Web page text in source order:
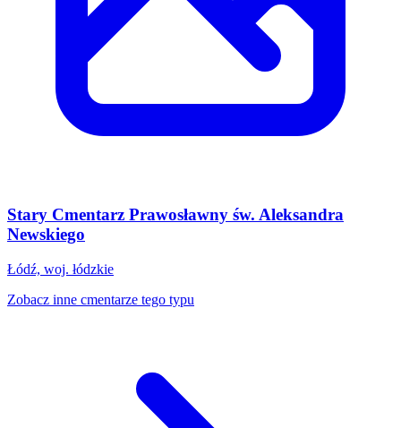
Stary Cmentarz Prawosławny św. Aleksandra
Newskiego
Łódź, woj. łódzkie
Zobacz inne cmentarze tego typu